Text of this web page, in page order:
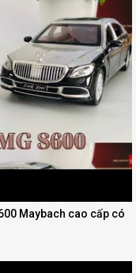
Maybach cao cấp có